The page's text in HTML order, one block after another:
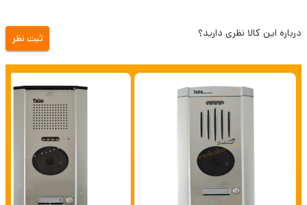
درباره این کالا نظری دارید؟ ثبت نظر